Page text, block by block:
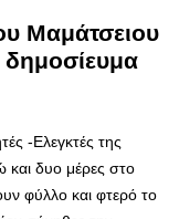
Μαμάτσειου
-Ελεγκτές της
και δυο μέρες στο
φύλλο και φτερό το